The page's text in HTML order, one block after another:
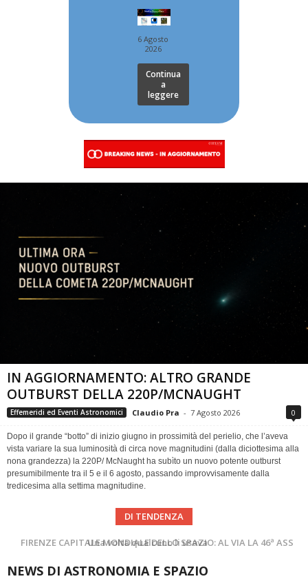
6 Agosto
2026
Continua
a
leggere
IN AGGIORNAMENTO: ALTRO GRANDE
OUTBURST DELLA 220P/MCNAUGHT
Effemeridi ed Eventi Astronomici Claudio Pra - 7 Agosto 2026 0
Dopo il grande “botto” di inizio giugno in prossimità del perielio, che l’aveva
vista variare la sua luminosità di circa nove magnitudini (dalla diciottesima alla
nona grandezza) la 220P/ McNaught ha subìto un nuovo potente outburst
presumibilmente tra il 5 e il 6 agosto, passando improvvisamente dalla
tredicesima alla settima magnitudine.
DI TENDENZA
FIRENZE CAPITALE MONDIALE DELLO SPAZIO: AL VIA LA 46ª ASSEMBLEA SCIENTIFICA DEL COSPAR
Cielo del Mese di Agosto 2026
NEWS DI ASTRONOMIA E SPAZIO